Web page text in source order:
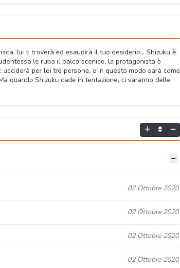
lui ti troverà ed esaudirà il tuo desiderio… Shizuku è
le ruba il palco scenico, la protagonista è
per lei tre persone, e in questo modo sarà come
quando Shizuku cade in tentazione, ci saranno delle
02 Ottobre 2020
02 Ottobre 2020
02 Ottobre 2020
02 Ottobre 2020